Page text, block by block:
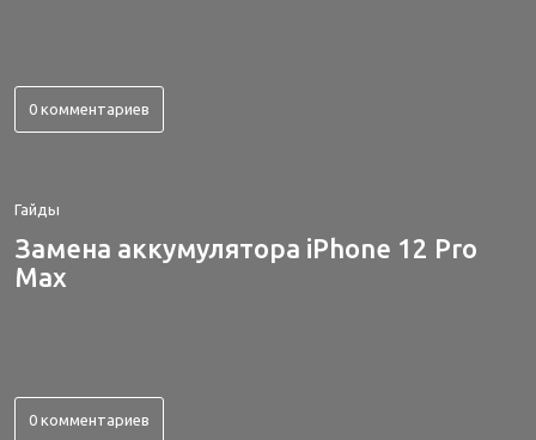
0 комментариев
Гайды
Замена аккумулятора iPhone 12 Pro
Max
0 комментариев